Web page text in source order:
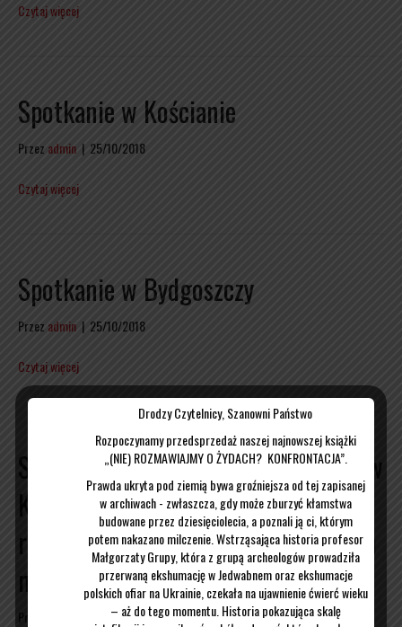
Czytaj więcej
Spotkanie w Kościanie
Przez admin | 25/10/2018
Czytaj więcej
Spotkanie w Bydgoszczy
Przez admin | 25/10/2018
Czytaj więcej
Sumliński w Studiu Polska: Bronisław
Komorowski był reprezentantem
rosyjskich interesów w Polsce. „Mam
na to dowody”
Przez Wojciech Sumliński | 25/10/2018
Drodzy Czytelnicy, Szanowni Państwo
Rozpoczynamy przedsprzedaż naszej najnowszej książki
„(NIE) ROZMAWIAJMY O ŻYDACH? KONFRONTACJA”.
Prawda ukryta pod ziemią bywa groźniejsza od tej zapisanej
w archiwach - zwłaszcza, gdy może zburzyć kłamstwa
budowane przez dziesięciolecia, a poznali ją ci, którym
potem nakazano milczenie. Wstrząsająca historia profesor
Małgorzaty Grupy, która z grupą archeologów prowadziła
przerwaną ekshumację w Jedwabnem oraz ekshumacje
polskich ofiar na Ukrainie, czekała na ujawnienie ćwierć wieku
– aż do tego momentu. Historia pokazująca skalę